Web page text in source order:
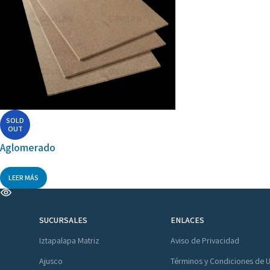
SOLD
OUT
Aglomerado
LEER MÁS
SUCURSALES
Iztapalapa Matriz
Ajusco
ENLACES
Aviso de Privacidad
Términos y Condiciones de